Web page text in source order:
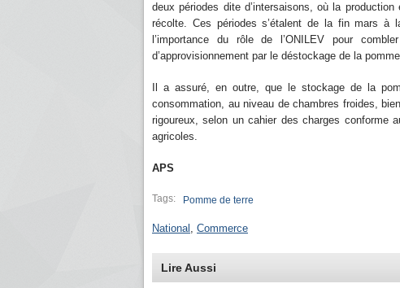
deux périodes dite d’intersaisons, où la
récolte. Ces périodes s’étalent de la fin mars
l’importance du rôle de l’ONILEV pour
d’approvisionnement par le déstockage de la
Il a assuré, en outre, que le stockage de la
consommation, au niveau de chambres froides,
rigoureux, selon un cahier des charges conforme
agricoles.
APS
Tags: Pomme de terre
National , Commerce
Lire Aussi